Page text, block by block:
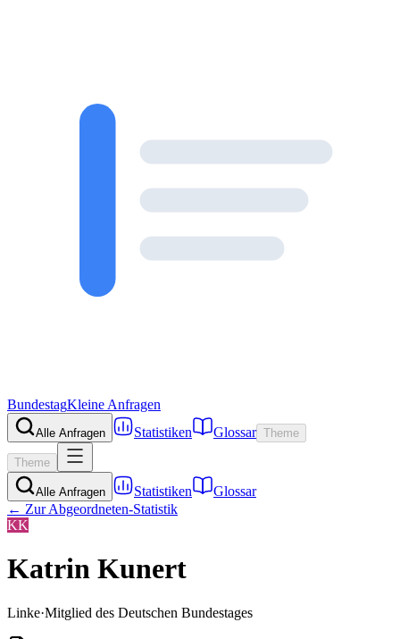
BundestagKleine Anfragen
Alle Anfragen Statistiken Glossar Theme
Theme
Alle Anfragen Statistiken
Glossar
← Zur Abgeordneten-Statistik
KK
Katrin Kunert
Linke·Mitglied des Deutschen Bundestages